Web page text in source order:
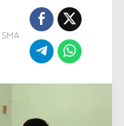
A
X
v
r
SMA